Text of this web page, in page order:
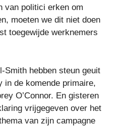
van politici erken om
moeten we dit niet doen
toegewijde werknemers
Smith hebben steun geuit
in de komende primaire,
O’Connor. En gisteren
vrijgegeven over het
van zijn campagne